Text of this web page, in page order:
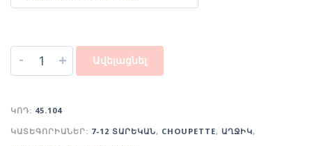
- + Ավելացնել
ԿՈԴ: 45.104
ԿԱՏԵԳՈՐԻԱՆԵՐ: 7-12 ՏԱՐԵԿԱՆ, CHOUPETTE, ԱՂՋԻԿ,